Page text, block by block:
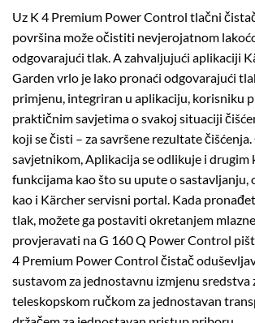
Uz K 4 Premium Power Control tlačni
površina može očistiti nevjerojatnom
odgovarajući tlak. A zahvaljujući aplikaciji
Garden vrlo je lako pronaći odgovarajući
primjenu, integriran u aplikaciju, korisniku
praktičnim savjetima o svakoj situaciji
koji se čisti – za savršene rezultate
savjetnikom, Aplikacija se odlikuje i drugim
funkcijama kao što su upute o sastavljanju,
kao i Kärcher servisni portal. Kada
tlak, možete ga postaviti okretanjem
provjeravati na G 160 Q Power Control
4 Premium Power Control čistač
sustavom za jednostavnu izmjenu sredstva
teleskopskom ručkom za jednostavan